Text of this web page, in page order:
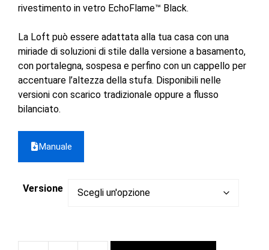
rivestimento in vetro EchoFlame™ Black.
La Loft può essere adattata alla tua casa con una
miriade di soluzioni di stile dalla versione a basamento,
con portalegna, sospesa e perfino con un cappello per
accentuare l’altezza della stufa. Disponibili nelle
versioni con scarico tradizionale oppure a flusso
bilanciato.
Manuale
Versione